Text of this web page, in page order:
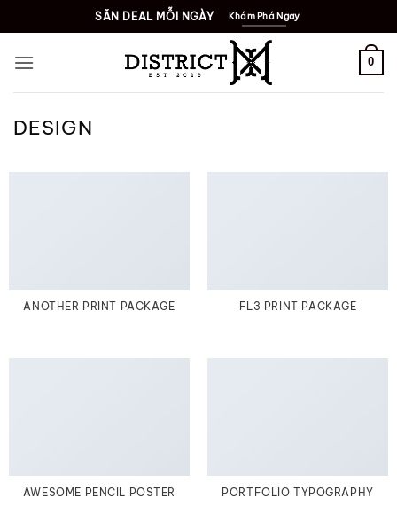
qua
nội
SĂN DEAL MỖI NGÀY Khám Phá Ngay
0
DESIGN
ANOTHER PRINT PACKAGE FL3 PRINT PACKAGE
AWESOME PENCIL POSTER PORTFOLIO TYPOGRAPHY